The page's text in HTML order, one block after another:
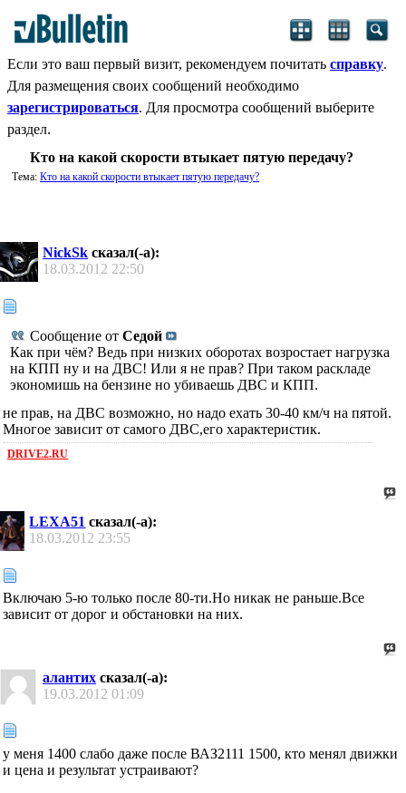
Если это ваш первый визит, рекомендуем почитать справку.
Для размещения своих сообщений необходимо
зарегистрироваться. Для просмотра сообщений выберите
раздел.
Кто на какой скорости втыкает пятую передачу?
Тема: Кто на какой скорости втыкает пятую передачу?
NickSk сказал(-а):
18.03.2012 22:50
Сообщение от Седой
Как при чём? Ведь при низких оборотах возростает нагрузка
на КПП ну и на ДВС! Или я не прав? При таком раскладе
экономишь на бензине но убиваешь ДВС и КПП.
не прав, на ДВС возможно, но надо ехать 30-40 км/ч на пятой.
Многое зависит от самого ДВС,его характеристик.
DRIVE2.RU
LEXA51 сказал(-а):
18.03.2012 23:55
Включаю 5-ю только после 80-ти.Но никак не раньше.Все
зависит от дорог и обстановки на них.
алантих сказал(-а):
19.03.2012 01:09
у меня 1400 слабо даже после ВАЗ2111 1500, кто менял движки
и цена и результат устраивают?